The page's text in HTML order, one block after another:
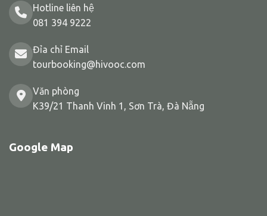
Hotline liên hệ
081 394 9222
Đỉa chỉ Email
tourbooking@hivooc.com
Văn phòng
K39/21 Thanh Vinh 1, Sơn Trà, Đà Nẵng
Google Map